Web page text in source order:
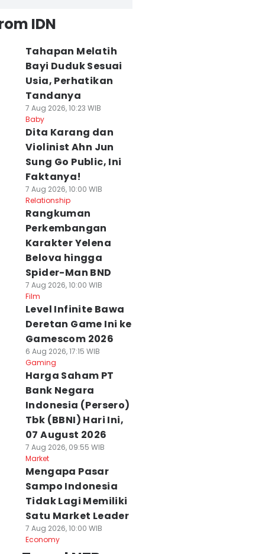
IDN
Tahapan Melatih
Bayi Duduk Sesuai
Usia, Perhatikan
Tandanya
7 Aug 2026, 10:23 WIB
Baby
Dita Karang dan
Violinist Ahn Jun
Sung Go Public, Ini
Faktanya!
7 Aug 2026, 10:00 WIB
Relationship
Rangkuman
Perkembangan
Karakter Yelena
Belova hingga
Spider-Man BND
7 Aug 2026, 10:00 WIB
Film
Level Infinite Bawa
Deretan Game Ini ke
Gamescom 2026
6 Aug 2026, 17:15 WIB
Gaming
Harga Saham PT
Bank Negara
Indonesia (Persero)
Tbk (BBNI) Hari Ini,
07 August 2026
7 Aug 2026, 09:55 WIB
Market
Mengapa Pasar
Sampo Indonesia
Tidak Lagi Memiliki
Satu Market Leader
7 Aug 2026, 10:00 WIB
Economy